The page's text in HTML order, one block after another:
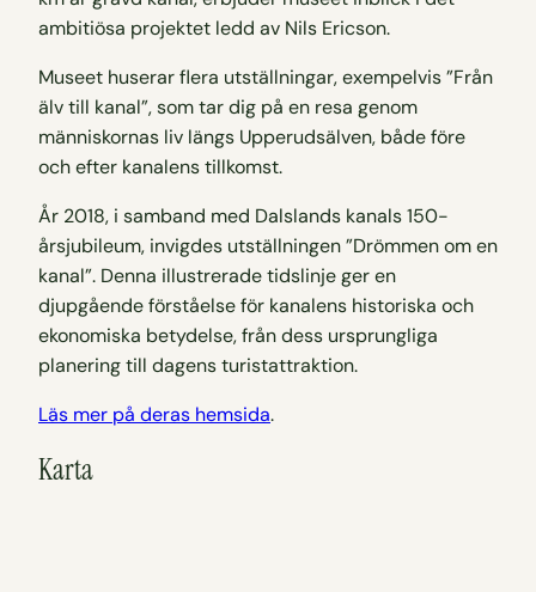
ambitiösa projektet ledd av Nils Ericson.
Museet huserar flera utställningar, exempelvis ”Från
älv till kanal”, som tar dig på en resa genom
människornas liv längs Upperudsälven, både före
och efter kanalens tillkomst.
År 2018, i samband med Dalslands kanals 150-
årsjubileum, invigdes utställningen ”Drömmen om en
kanal”. Denna illustrerade tidslinje ger en
djupgående förståelse för kanalens historiska och
ekonomiska betydelse, från dess ursprungliga
planering till dagens turistattraktion.
Läs mer på deras hemsida.
Karta